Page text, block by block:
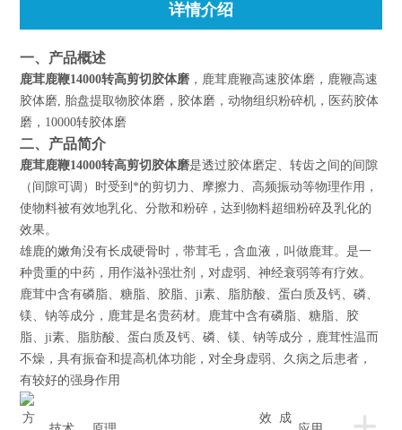
详情介绍
一、 产品概述
鹿茸鹿鞭14000转高剪切胶体磨 ，鹿茸鹿鞭高速胶体磨，鹿鞭高速
胶体磨, 胎盘提取物胶体磨，胶体磨，动物组织粉碎机，医药胶体
磨，10000转胶体磨
二、 产品简介
鹿茸鹿鞭14000转高剪切胶体磨是透过胶体磨定、转齿之间的间隙
（间隙可调）时受到*的剪切力、摩擦力、高频振动等物理作用，
使物料被有效地乳化、分散和粉碎，达到物料超细粉碎及乳化的
效果。
雄鹿的嫩角没有长成硬骨时，带茸毛，含血液，叫做鹿茸。是一
种贵重的中药，用作滋补强壮剂，对虚弱、神经衰弱等有疗效。
鹿茸中含有磷脂、糖脂、胶脂、ji素、脂肪酸、蛋白质及钙、磷、
镁、钠等成分，鹿茸是名贵药材。鹿茸中含有磷脂、糖脂、胶
脂、ji素、脂肪酸、蛋白质及钙、磷、镁、钠等成分，鹿茸性温而
不燥，具有振奋和提高机体功能，对全身虚弱、久病之后患者，
有较好的强身作用
方
效
成